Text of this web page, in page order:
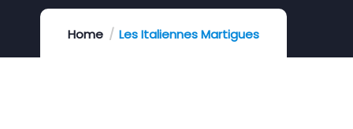
Home Les Italiennes Martigues